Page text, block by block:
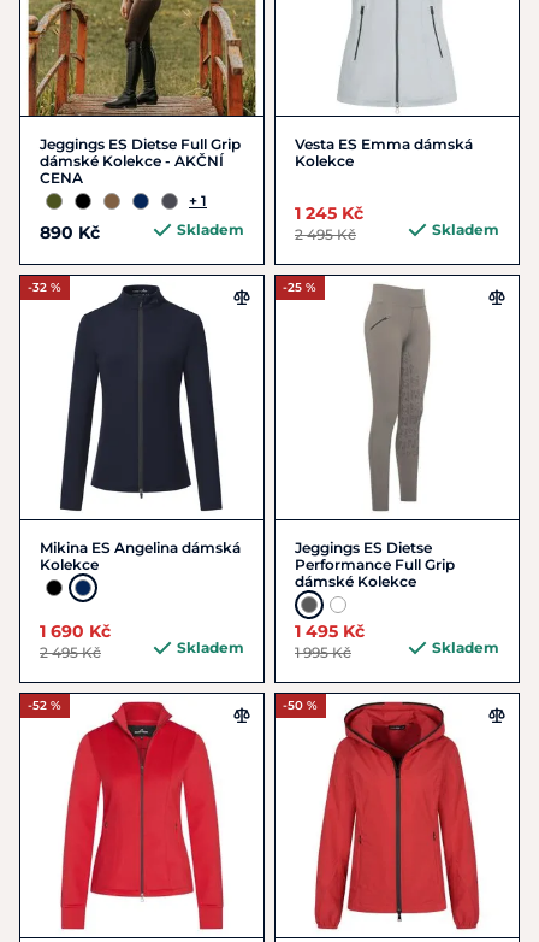
Jeggings ES Dietse Full Grip
dámské Kolekce - AKČNÍ
CENA
+ 1
890 Kč Skladem
Vesta ES Emma dámská
Kolekce
1 245 Kč
2 495 Kč Skladem
-32 %
Mikina ES Angelina dámská
Kolekce
1 690 Kč
2 495 Kč Skladem
-25 %
Jeggings ES Dietse
Performance Full Grip
dámské Kolekce
1 495 Kč
1 995 Kč Skladem
-52 % -50 %